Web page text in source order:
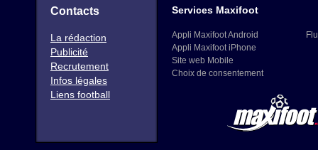
Contacts
La rédaction
Publicité
Recrutement
Infos légales
Liens football
Services Maxifoot
Appli Maxifoot Android
Appli Maxifoot iPhone
Site web Mobile
Choix de consentement